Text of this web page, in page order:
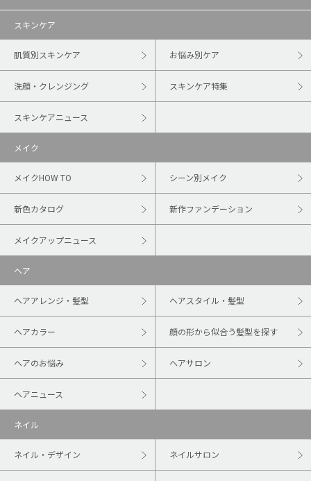
スキンケア
肌質別スキンケア お悩み別ケア
洗顔・クレンジング スキンケア特集
スキンケアニュース
メイク
メイクHOW TO シーン別メイク
新色カタログ 新作ファンデーション
メイクアップニュース
ヘア
ヘアアレンジ・髪型 ヘアスタイル・髪型
ヘアカラー 顔の形から似合う髪型を探す
ヘアのお悩み ヘアサロン
ヘアニュース
ネイル
ネイル・デザイン ネイルサロン